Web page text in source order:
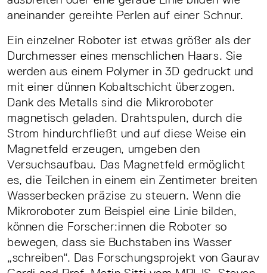
aneinander gereihte Perlen auf einer Schnur.
Ein einzelner Roboter ist etwas größer als der
Durchmesser eines menschlichen Haars. Sie
werden aus einem Polymer in 3D gedruckt und
mit einer dünnen Kobaltschicht überzogen.
Dank des Metalls sind die Mikroroboter
magnetisch geladen. Drahtspulen, durch die
Strom hindurchfließt und auf diese Weise ein
Magnetfeld erzeugen, umgeben den
Versuchsaufbau. Das Magnetfeld ermöglicht
es, die Teilchen in einem ein Zentimeter breiten
Wasserbecken präzise zu steuern. Wenn die
Mikroroboter zum Beispiel eine Linie bilden,
können die Forscher:innen die Roboter so
bewegen, dass sie Buchstaben ins Wasser
„schreiben“. Das Forschungsprojekt von Gaurav